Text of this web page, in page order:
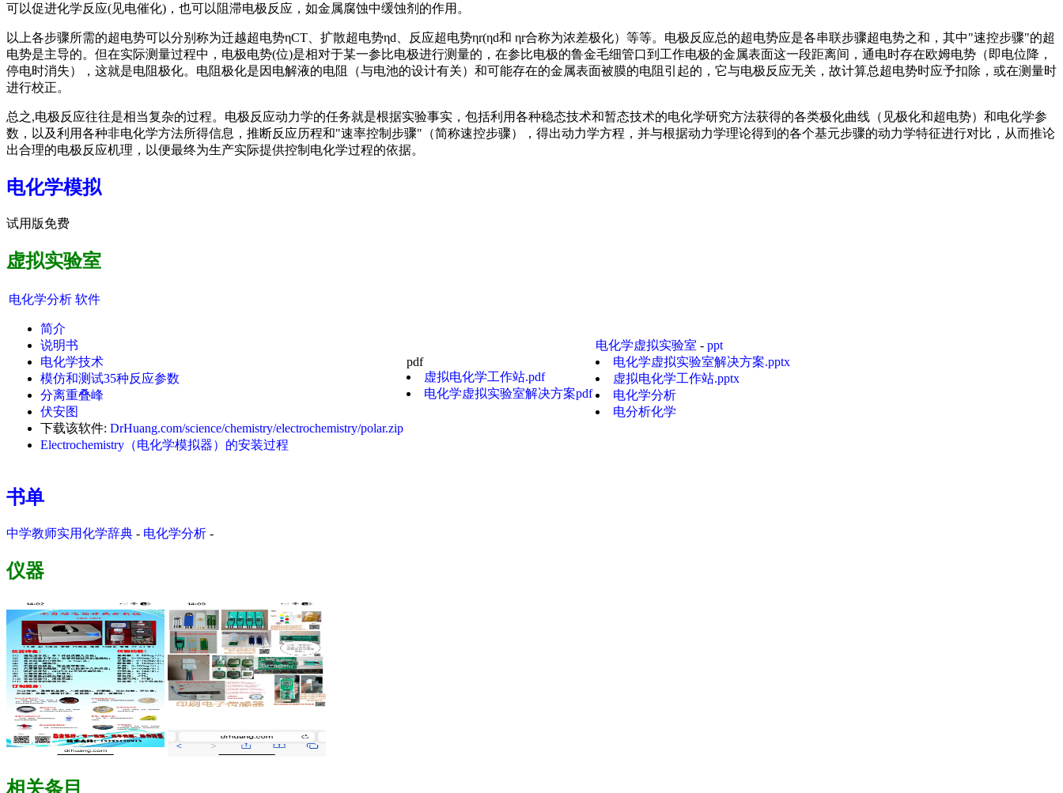
可以促进化学反应(见电催化)，也可以阻滞电极反应，如金属腐蚀中缓蚀剂的作用。
以上各步骤所需的超电势可以分别称为迁越超电势ηCT、扩散超电势ηd、反应超电势ηr(ηd和 ηr合称为浓差极化）等等。电极反应总的超电势应是各串联步骤超电势之和，其中"速控步骤"的超
电势是主导的。但在实际测量过程中，电极电势(位)是相对于某一参比电极进行测量的，在参比电极的鲁金毛细管口到工作电极的金属表面这一段距离间，通电时存在欧姆电势（即电位降，
停电时消失），这就是电阻极化。电阻极化是因电解液的电阻（与电池的设计有关）和可能存在的金属表面被膜的电阻引起的，它与电极反应无关，故计算总超电势时应予扣除，或在测量时
进行校正。
总之,电极反应往往是相当复杂的过程。电极反应动力学的任务就是根据实验事实，包括利用各种稳态技术和暂态技术的电化学研究方法获得的各类极化曲线（见极化和超电势）和电化学参
数，以及利用各种非电化学方法所得信息，推断反应历程和"速率控制步骤"（简称速控步骤），得出动力学方程，并与根据动力学理论得到的各个基元步骤的动力学特征进行对比，从而推论
出合理的电极反应机理，以便最终为生产实际提供控制电化学过程的依据。
电化学模拟
试用版免费
虚拟实验室
电化学分析 软件
简介
说明书
电化学技术
模仿和测试35种反应参数
分离重叠峰
伏安图
下载该软件: DrHuang.com/science/chemistry/electrochemistry/polar.zip
Electrochemistry（电化学模拟器）的安装过程
pdf
虚拟电化学工作站.pdf
电化学虚拟实验室解决方案pdf
电化学虚拟实验室 - ppt
电化学虚拟实验室解决方案.pptx
虚拟电化学工作站.pptx
电化学分析
电分析化学
书单
中学教师实用化学辞典 - 电化学分析 -
仪器
相关条目